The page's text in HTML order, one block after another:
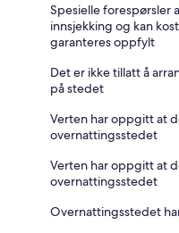
Spesielle forespørsler
innsjekking og kan
garanteres oppfylt
Det er ikke tillatt å
på stedet
Verten har oppgitt at
overnattingsstedet
Verten har oppgitt at
overnattingsstedet
Overnattingsstedet